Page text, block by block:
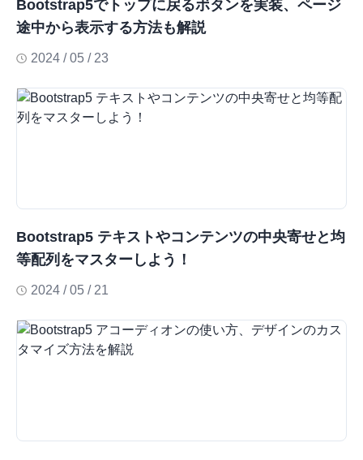
Bootstrap5でトップに戻るボタンを実装、ページ
途中から表示する方法も解説
2024 / 05 / 23
Bootstrap5 テキストやコンテンツの中央寄せと均
等配列をマスターしよう！
2024 / 05 / 21